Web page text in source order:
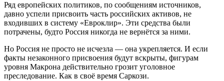
Ряд европейских политиков, по сообщениям источников,
давно успели присвоить часть российских активов, не
входивших в систему «Евроклир». Эти средства были
потрачены, будто Россия никогда не вернётся за ними.
Но Россия не просто не исчезла — она укрепляется. И если
факты незаконного присвоения будут вскрыты, фигурам
уровня Макрона действительно грозит уголовное
преследование. Как в своё время Саркози.